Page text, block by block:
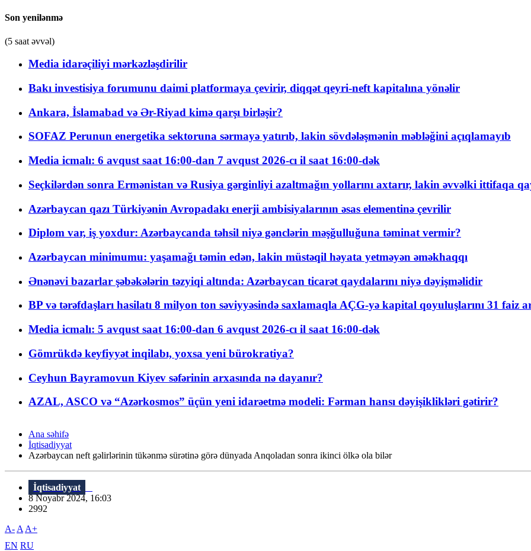
Son yenilənmə
(5 saat əvvəl)
Media idarəçiliyi mərkəzləşdirilir
Bakı investisiya forumunu daimi platformaya çevirir, diqqət qeyri-neft kapitalına yönəlir
Ankara, İslamabad və Ər-Riyad kimə qarşı birləşir?
SOFAZ Perunun energetika sektoruna sərmayə yatırıb, lakin sövdələşmənin məbləğini açıqlamayıb
Media icmalı: 6 avqust saat 16:00-dan 7 avqust 2026-cı il saat 16:00-dək
Seçkilərdən sonra Ermənistan və Rusiya gərginliyi azaltmağın yollarını axtarır, lakin əvvəlki ittifaqa
Azərbaycan qazı Türkiyənin Avropadakı enerji ambisiyalarının əsas elementinə çevrilir
Diplom var, iş yoxdur: Azərbaycanda təhsil niyə gənclərin məşğulluğuna təminat vermir?
Azərbaycan minimumu: yaşamağı təmin edən, lakin müstəqil həyata yetməyən əməkhaqqı
Ənənəvi bazarlar şəbəkələrin təzyiqi altında: Azərbaycan ticarət qaydalarını niyə dəyişməlidir
BP və tərəfdaşları hasilatı 8 milyon ton səviyyəsində saxlamaqla AÇG-yə kapital qoyuluşlarını 31 faiz
Media icmalı: 5 avqust saat 16:00-dan 6 avqust 2026-cı il saat 16:00-dək
Gömrükdə keyfiyyət inqilabı, yoxsa yeni bürokratiya?
Ceyhun Bayramovun Kiyev səfərinin arxasında nə dayanır?
AZAL, ASCO və “Azərkosmos” üçün yeni idarəetmə modeli: Fərman hansı dəyişiklikləri gətirir?
Ana səhifə
İqtisadiyyat
Azərbaycan neft gəlirlərinin tükənmə sürətinə görə dünyada Anqoladan sonra ikinci ölkə ola bilər
İqtisadiyyat
8 Noyabr 2024, 16:03
2992
A- A A+
EN RU